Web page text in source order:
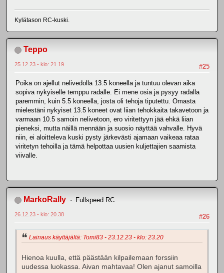
Kylätason RC-kuski.
Teppo
#25
25.12.23 - klo: 21.19
Poika on ajellut nelivedolla 13.5 koneella ja tuntuu olevan aika
sopiva nykyiselle temppu radalle. Ei mene osia ja pysyy radalla
paremmin, kuin 5.5 koneella, josta oli tehoja tiputettu. Omasta
mielestäni nykyiset 13.5 koneet ovat liian tehokkaita takavetoon ja
varmaan 10.5 samoin nelivetoon, ero viritettyyn jää ehkä liian
pieneksi, mutta näillä mennään ja suosio näyttää vahvalle. Hyvä
niin, ei aloitteleva kuski pysty järkevästi ajamaan vaikeaa rataa
viritetyn tehoilla ja tämä helpottaa uusien kuljettajien saamista
viivalle.
MarkoRally Fullspeed RC
#26
26.12.23 - klo: 20.38
Lainaus käyttäjältä: Tomi83 - 23.12.23 - klo: 23.20
Hienoa kuulla, että päästään kilpailemaan forssiin
uudessa luokassa. Aivan mahtavaa! Olen ajanut samoilla